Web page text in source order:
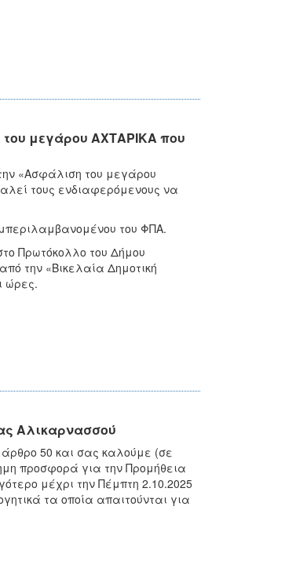
μεγάρου ΑΧΤΑΡΙΚΑ που
«Ασφάλιση του μεγάρου
τους ενδιαφερόμενους να
του ΦΠΑ.
Πρωτόκολλο του Δήμου
την «Βικελαία Δημοτική
ώρες.
Αλικαρνασσού
50 και σας καλούμε (σε
προσφορά για την Προμήθεια
μέχρι την Πέμπτη 2.10.2025
τα οποία απαιτούνται για